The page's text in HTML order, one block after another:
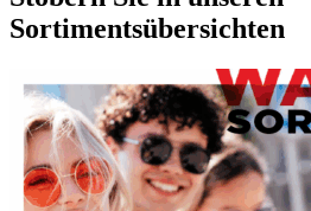
Sortimentsübersichten